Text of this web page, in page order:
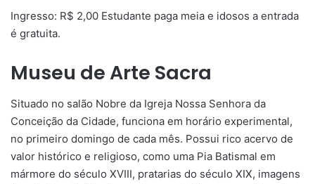
Ingresso: R$ 2,00 Estudante paga meia e idosos a entrada
é gratuita.
Museu de Arte Sacra
Situado no salão Nobre da Igreja Nossa Senhora da
Conceição da Cidade, funciona em horário experimental,
no primeiro domingo de cada mês. Possui rico acervo de
valor histórico e religioso, como uma Pia Batismal em
mármore do século XVIII, pratarias do século XIX, imagens